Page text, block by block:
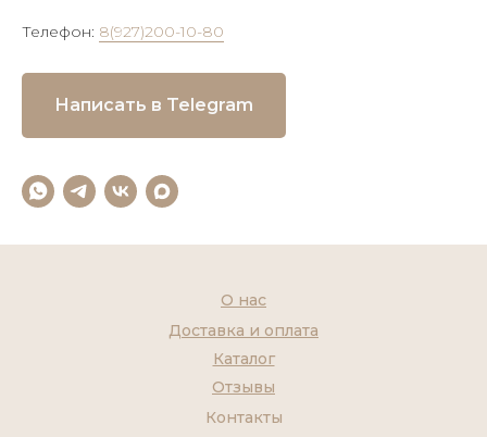
Телефон: 8(927)200-10-80
Написать в Telegram
Контакты
Каталог
О нас
Доставка и оплата
Отзывы